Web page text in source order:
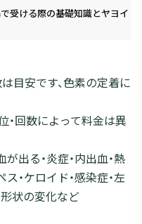
受ける際の基礎知識とヤヨイ
目安です、色素の定着に
・回数によって料金は異
が出る・炎症・内出血・熱
ス・ケロイド・感染症・左
形状の変化など